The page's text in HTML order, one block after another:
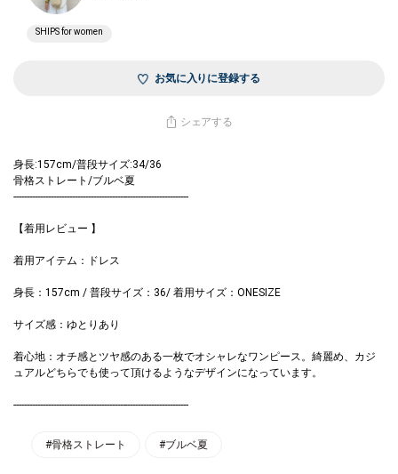
SHIPS for women
お気に入りに登録する
シェアする
身長:157cm/普段サイズ:34/36
骨格ストレート/ブルベ夏
------------------------------------------------------------------
【着用レビュー 】
着用アイテム：ドレス
身長：157cm / 普段サイズ：36/ 着用サイズ：ONESIZE
サイズ感：ゆとりあり
着心地：オチ感とツヤ感のある一枚でオシャレなワンピース。綺麗め、カジ
ュアルどちらでも使って頂けるようなデザインになっています。
------------------------------------------------------------------
#骨格ストレート #ブルベ夏